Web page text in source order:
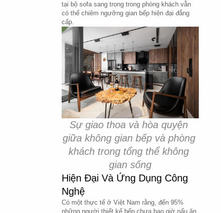
tại bộ sofa sang trọng trong phòng khách vẫn
có thể chiêm ngưỡng gian bếp hiện đại đẳng
cấp.
Sự giao thoa và hòa quyện
giữa không gian bếp và phòng
khách trong tổng thể không
gian sống
Hiện Đại Và Ứng Dụng Công
Nghệ
Có một thực tế ở Việt Nam rằng, đến 95%
những người thiết kế bếp chưa bao giờ nấu ăn